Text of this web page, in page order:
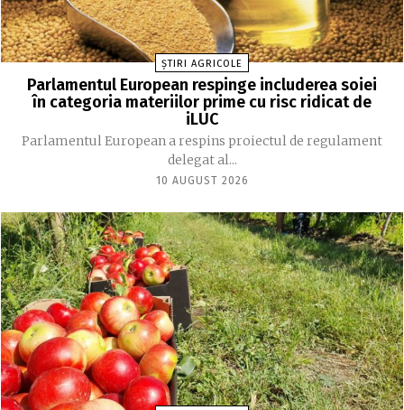
ȘTIRI AGRICOLE
Parlamentul European respinge includerea soiei
în categoria materiilor prime cu risc ridicat de
iLUC
Parlamentul European a respins proiectul de regulament
delegat al...
10 AUGUST 2026